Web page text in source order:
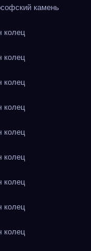
камень
колец
колец
колец
колец
колец
колец
колец
колец
колец